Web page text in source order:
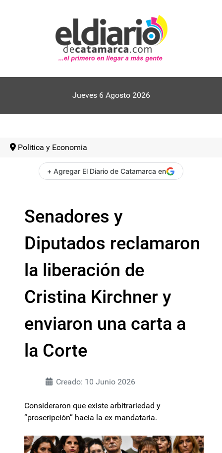
Jueves 6 Agosto 2026
Politica y Economia
+ Agregar El Diario de Catamarca en
Senadores y
Diputados reclamaron
la liberación de
Cristina Kirchner y
enviaron una carta a
la Corte
Creado: 10 Junio 2026
Consideraron que existe arbitrariedad y
“proscripción” hacia la ex mandataria.